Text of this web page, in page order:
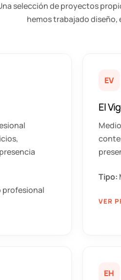
selección de proyectos
hemos trabajado
profesional
EV
El
Tipo:
VER
EH